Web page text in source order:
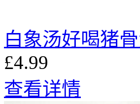
白象汤好喝猪
£4.99
查看详情